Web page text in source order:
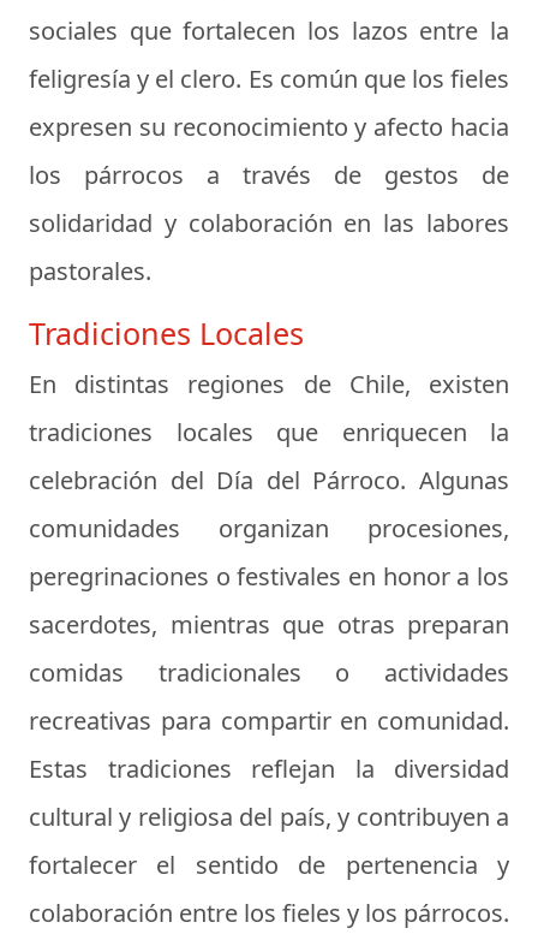
sociales que fortalecen los lazos entre la
feligresía y el clero. Es común que los fieles
expresen su reconocimiento y afecto hacia
los párrocos a través de gestos de
solidaridad y colaboración en las labores
pastorales.
Tradiciones Locales
En distintas regiones de Chile, existen
tradiciones locales que enriquecen la
celebración del Día del Párroco. Algunas
comunidades organizan procesiones,
peregrinaciones o festivales en honor a los
sacerdotes, mientras que otras preparan
comidas tradicionales o actividades
recreativas para compartir en comunidad.
Estas tradiciones reflejan la diversidad
cultural y religiosa del país, y contribuyen a
fortalecer el sentido de pertenencia y
colaboración entre los fieles y los párrocos.